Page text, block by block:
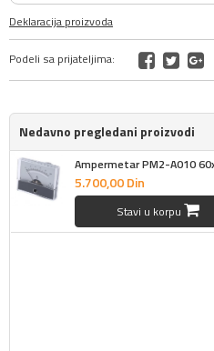
Deklaracija proizvoda
Podeli sa prijateljima:
Nedavno pregledani proizvodi
Ampermetar PM2-A010
5.700,00Din
Stavi u korpu